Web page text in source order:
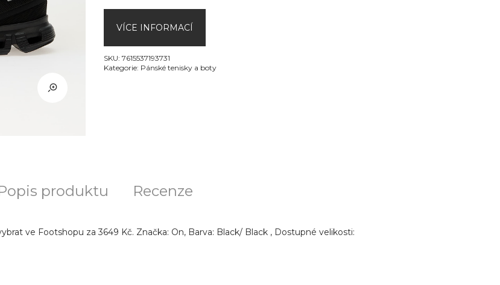
VÍCE INFORMACÍ
SKU: 7615537193731
Kategorie: Pánské tenisky a boty
produktu Recenze
ve Footshopu za 3649 Kč. Značka: On, Barva: Black/ Black , Dostupné velikosti: